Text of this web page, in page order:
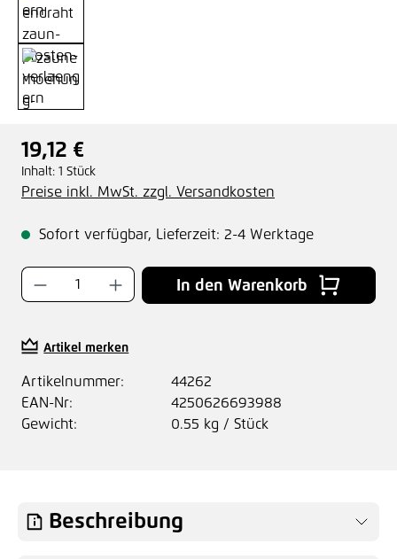
Regulärer Preis:
19,12 €
Inhalt: 1 Stück
Preise inkl. MwSt. zzgl. Versandkosten
Sofort verfügbar, Lieferzeit: 2-4 Werktage
Produkt Anzahl: Gib den gewünschten
In den Warenkorb
Artikel merken
Artikelnummer:
44262
EAN-Nr:
4250626693988
Gewicht:
0.55 kg / Stück
Beschreibung